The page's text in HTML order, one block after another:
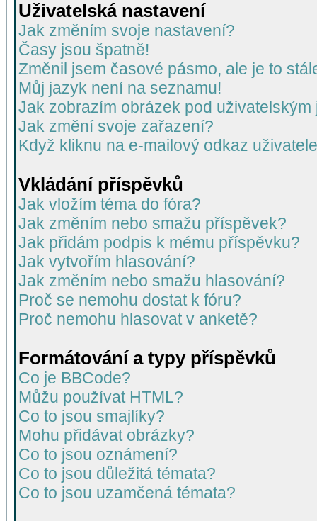
Uživatelská nastavení
Jak změním svoje nastavení?
Časy jsou špatně!
Změnil jsem časové pásmo, ale je to
Můj jazyk není na seznamu!
Jak zobrazím obrázek pod uživatelským
Jak změní svoje zařazení?
Když kliknu na e-mailový odkaz
Vkládání příspěvků
Jak vložím téma do fóra?
Jak změním nebo smažu příspěvek?
Jak přidám podpis k mému příspěvku?
Jak vytvořím hlasování?
Jak změním nebo smažu hlasování?
Proč se nemohu dostat k fóru?
Proč nemohu hlasovat v anketě?
Formátování a typy příspěvků
Co je BBCode?
Můžu používat HTML?
Co to jsou smajlíky?
Mohu přidávat obrázky?
Co to jsou oznámení?
Co to jsou důležitá témata?
Co to jsou uzamčená témata?